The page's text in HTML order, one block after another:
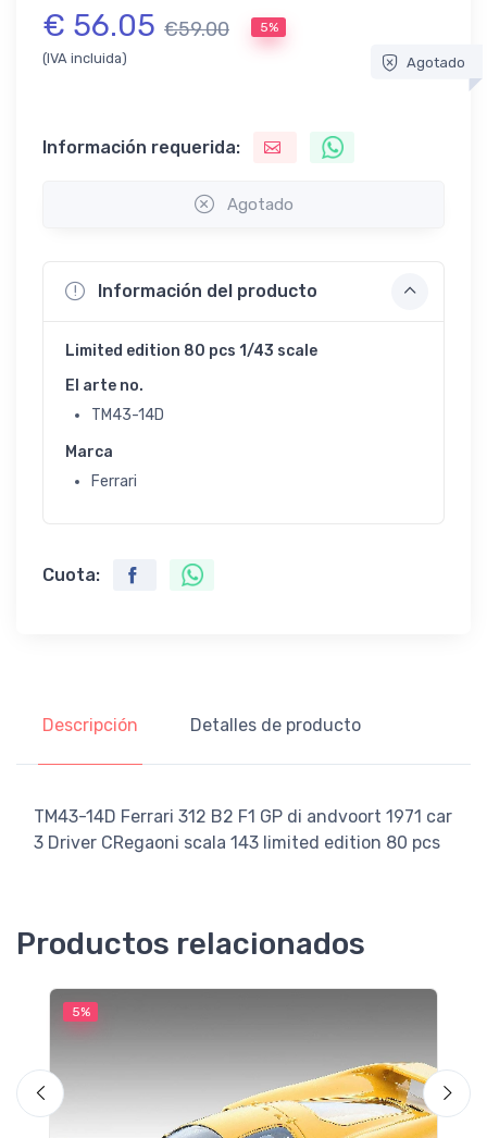
€ 56.05 €59.00 5%
(IVA incluida) Agotado
Información requerida:
Agotado
Información del producto
Limited edition 80 pcs 1/43 scale
El arte no.
TM43-14D
Marca
Ferrari
Cuota:
Descripción Detalles de producto
TM43-14D Ferrari 312 B2 F1 GP di andvoort 1971 car
3 Driver CRegaoni scala 143 limited edition 80 pcs
Productos relacionados
5%